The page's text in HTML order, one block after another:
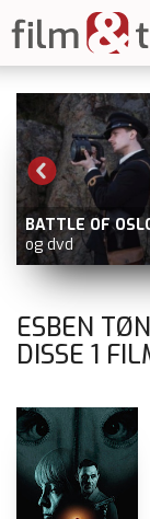
BATTLE OF
og dvd
ESBEN
DISSE 1